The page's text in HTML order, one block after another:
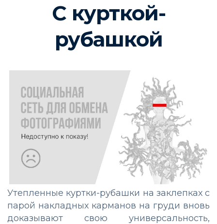
С курткой-
рубашкой
Утепленные куртки-рубашки на заклепках с
парой накладных карманов на груди вновь
доказывают свою универсальность,